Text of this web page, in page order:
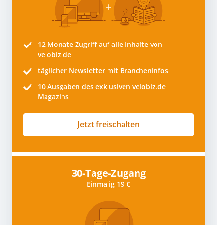
12 Monate Zugriff auf alle Inhalte von
velobiz.de
täglicher Newsletter mit Brancheninfos
10 Ausgaben des exklusiven velobiz.de
Magazins
Jetzt freischalten
30-Tage-Zugang
Einmalig 19 €